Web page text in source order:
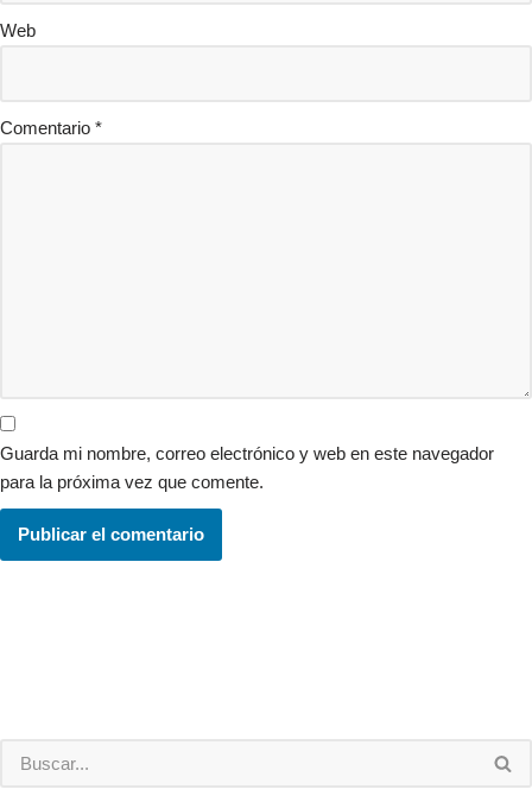
Web
Comentario *
Guarda mi nombre, correo electrónico y web en este navegador
para la próxima vez que comente.